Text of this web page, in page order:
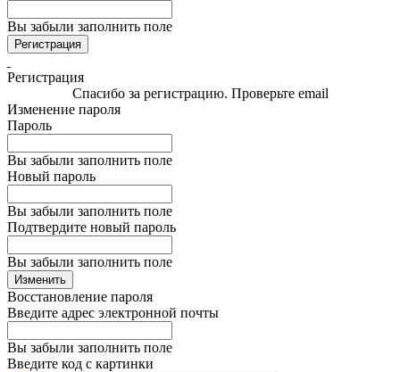
Вы забыли заполнить поле
Регистрация
Регистрация
Спасибо за регистрацию. Проверьте email
Изменение пароля
Пароль
Вы забыли заполнить поле
Новый пароль
Вы забыли заполнить поле
Подтвердите новый пароль
Вы забыли заполнить поле
Изменить
Восстановление пароля
Введите адрес электронной почты
Вы забыли заполнить поле
Введите код с картинки